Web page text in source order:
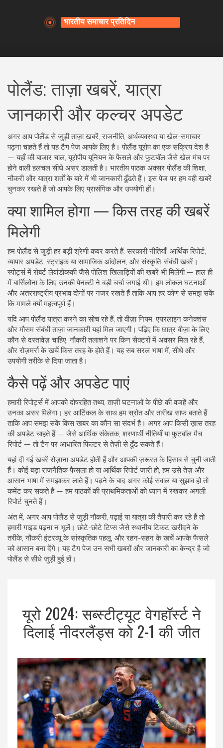
पोलैंड: ताज़ा खबरें, यात्रा
जानकारी और कल्चर अपडेट
अगर आप पोलैंड से जुड़ी ताज़ा खबरें, राजनीति, अर्थव्यवस्था या खेल-समाचार
पढ़ना चाहते हैं तो यह टैग पेज आपके लिए है। पोलैंड यूरोप का एक सक्रिय देश है
— यहाँ की बाजार चाल, यूरोपीय यूनियन के फैसले और फुटबॉल जैसे खेल मंच पर
होने वाली हलचल सीधे असर डालती है। भारतीय पाठक अक्सर पोलैंड की शिक्षा,
नौकरी और यात्रा शर्तों के बारे में भी जानकारी ढूँढते हैं। इस पेज पर हम वही खबरें
चुनकर रखते हैं जो आपके लिए प्रासंगिक और उपयोगी हों।
क्या शामिल होगा — किस तरह की खबरें
मिलेगी
हम पोलैंड से जुड़ी हर बड़ी श्रेणी कवर करते हैं: सरकारी नीतियाँ, आर्थिक रिपोर्ट,
व्यापार अपडेट, स्ट्राइक या सामाजिक आंदोलन, और संस्कृति-संबंधी ख़बरें।
स्पोर्ट्स में रोबर्ट लेवांडोव्स्की जैसे पोलिश खिलाड़ियों की खबरें भी मिलेंगी — हाल ही
में बार्सिलोना के लिए उनकी पेनल्टी ने बड़ी चर्चा जगाई थी। हम लोकल घटनाओं
और अंतरराष्ट्रीय प्रभाव दोनों पर नजर रखते हैं ताकि आप हर कोण से समझ सकें
कि मामले क्यों महत्वपूर्ण हैं।
यदि आप पोलैंड यात्रा करने का सोच रहे हैं, तो वीज़ा नियम, एयरलाइन कनेक्शंस
और मौसम संबंधी ताज़ा जानकारी यहां मिल जाएगी। पढ़िए कि छात्र वीज़ा के लिए
कौन से दस्तावेज़ चाहिए, नौकरी तलाशने पर किन सेक्टरों में अवसर मिल रहे हैं,
और रोज़मर्रा के खर्चे किस तरह के होते हैं। यह सब सरल भाषा में, सीधे और
उपयोगी तरीके से दिया जाता है।
कैसे पढ़ें और अपडेट पाएं
हमारी रिपोर्ट्स में आपको दोषरहित तथ्य, ताज़ी घटनाओं के पीछे की वजहें और
उनका असर मिलेगा। हर आर्टिकल के साथ हम स्रोत और तारीख साफ बताते हैं
ताकि आप समझ सकें किस खबर का कौन सा संदर्भ है। अगर आप किसी ख़ास तरह
की अपडेट चाहते हैं — जैसे आर्थिक संकेतक, शरणार्थी नीतियाँ या फुटबॉल मैच
रिपोर्ट — तो टैग पर आधारित फिल्टर से तेज़ी से ढूँढ सकते हैं।
यहां दी गई खबरें रोज़ाना अपडेट होती हैं और आपकी ज़रूरत के हिसाब से चुनी जाती
हैं। कोई बड़ा राजनैतिक फैसला हो या आर्थिक रिपोर्ट जारी हो, हम उसे तेज़ और
आसान भाषा में समझाकर लाते हैं। पढ़ने के बाद अगर कोई सवाल या सुझाव हो तो
कमेंट कर सकते हैं — हम पाठकों की प्राथमिकताओं को ध्यान में रखकर अगली
रिपोर्ट चुनते हैं।
अंत में, अगर आप पोलैंड से जुड़ी नौकरी, पढ़ाई या यात्रा की तैयारी कर रहे हैं तो
हमारी गाइड पढ़ना न भूलें। छोटे-छोटे टिप्स जैसे स्थानीय टिकट खरीदने के
तरीके, नौकरी इंटरव्यू के सांस्कृतिक पहलू, और रहन-सहन के खर्चे आपके फैसले
को आसान बना देंगे। यह टैग पेज उन सभी खबरों और जानकारी का केन्द्र है जो
पोलैंड से सीधे जुड़ी हुई हों।
यूरो 2024: सब्स्टीट्यूट वेगहॉर्स्ट ने
दिलाई नीदरलैंड्स को 2-1 की जीत